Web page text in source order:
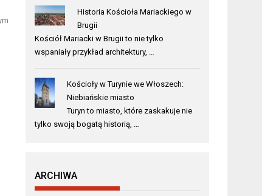
Historia Kościoła Mariackiego w
Brugii
Kościół Mariacki w Brugii to nie tylko
wspaniały przykład architektury, …
Kościoły w Turynie we Włoszech:
Niebiańskie miasto
Turyn to miasto, które zaskakuje nie
tylko swoją bogatą historią, …
ARCHIWA